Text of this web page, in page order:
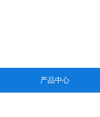
产品中心